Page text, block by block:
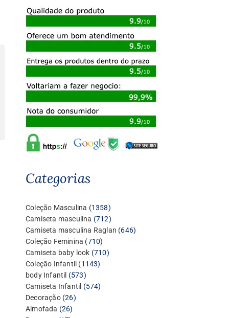
Categorias
Coleção Masculina 13581358
produtos
Camiseta masculina 712712
produtos
Camiseta masculina Raglan 646646
Coleção Feminina 710710
produtos
Camiseta baby look 710710
Coleção Infantil 11431143
body Infantil 573573
produtos
Camiseta Infantil 574574
Decoração 2626
Almofada 2626